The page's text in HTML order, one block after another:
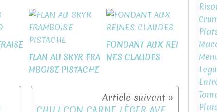
FLAN AU SKYR FRA
MBOISE PISTACHE
FONDANT AUX REI
NES CLAUDES